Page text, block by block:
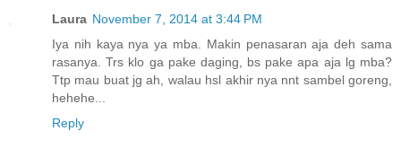
Laura November 7, 2014 at 3:44 PM
Iya nih kaya nya ya mba. Makin penasaran aja deh sama
rasanya. Trs klo ga pake daging, bs pake apa aja lg mba?
Ttp mau buat jg ah, walau hsl akhir nya nnt sambel goreng,
hehehe...
Reply